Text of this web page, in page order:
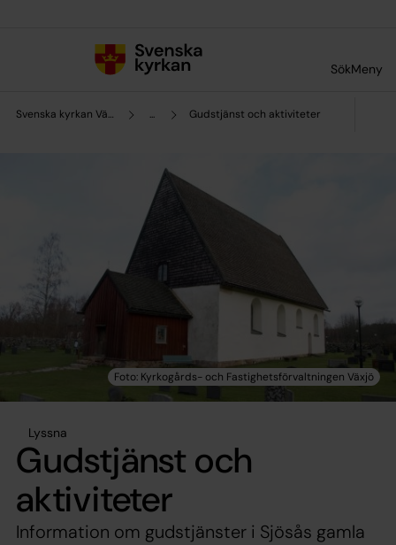
SökMeny
Svenska kyrkan Växjö ... Gudstjänst och aktiviteter
Lyssna
Gudstjänst och
aktiviteter
Information om gudstjänster i Sjösås gamla